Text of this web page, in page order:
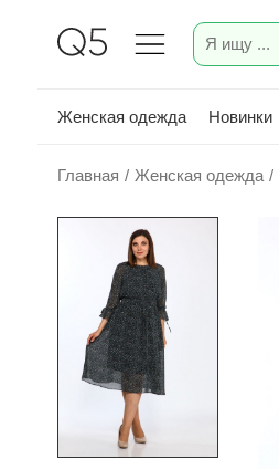
Женская одежда Новинки
Главная / Женская одежда /